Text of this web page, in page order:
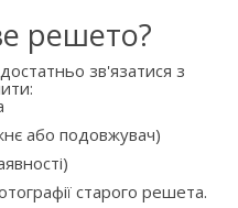
решето?
зв'язатися з
або подовжувач)
старого решета.